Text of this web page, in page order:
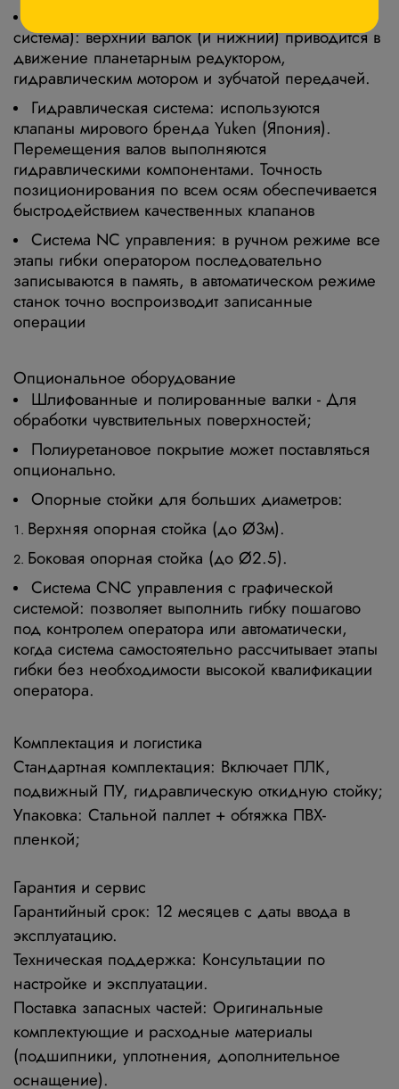
система): верхний валок (и нижний) приводится в
движение планетарным редуктором,
гидравлическим мотором и зубчатой передачей.
Гидравлическая система: используются
клапаны мирового бренда Yuken (Япония).
Перемещения валов выполняются
гидравлическими компонентами. Точность
позиционирования по всем осям обеспечивается
быстродействием качественных клапанов
Система NC управления: в ручном режиме все
этапы гибки оператором последовательно
записываются в память, в автоматическом режиме
станок точно воспроизводит записанные
операции
Опциональное оборудование
Шлифованные и полированные валки - Для
обработки чувствительных поверхностей;
Полиуретановое покрытие может поставляться
опционально.
Опорные стойки для больших диаметров:
Верхняя опорная стойка (до Ø3м).
Боковая опорная стойка (до Ø2.5).
Система СNC управления с графической
системой: позволяет выполнить гибку пошагово
под контролем оператора или автоматически,
когда система самостоятельно рассчитывает этапы
гибки без необходимости высокой квалификации
оператора.
Комплектация и логистика
Стандартная комплектация: Включает ПЛК,
подвижный ПУ, гидравлическую откидную стойку;
Упаковка: Стальной паллет + обтяжка ПВХ-
пленкой;
Гарантия и сервис
Гарантийный срок: 12 месяцев с даты ввода в
эксплуатацию.
Техническая поддержка: Консультации по
настройке и эксплуатации.
Поставка запасных частей: Оригинальные
комплектующие и расходные материалы
(подшипники, уплотнения, дополнительное
оснащение).